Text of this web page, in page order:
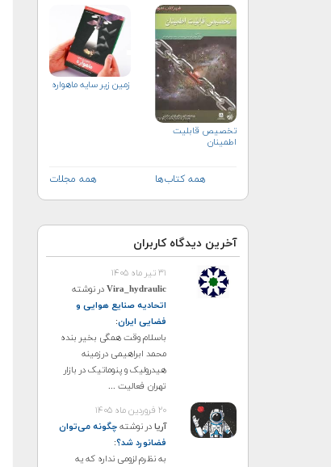
تخصيص قابليت
اطمينان
زمین زیر سایه ماهواره
همه کتاب‌ها همه مجلات
آخرین دیدگاه کاربران
۳۱ تیر ماه ۱۴۰۵
Vira_hydraulicدر نوشته
اتحادیه صنایع هوایی و
فضایی ایران:
باسلام وقت همگی بخیر بنده
محمد ابراهیمی درزمینه
هیدرولیک و پنوماتیک در بازار
تهران فعالیت ...
۲۰ فروردین ماه ۱۴۰۵
آریادر نوشتهچگونه می‌توان
فضانورد شد؟:
به نظرم لزومی نداره که یه